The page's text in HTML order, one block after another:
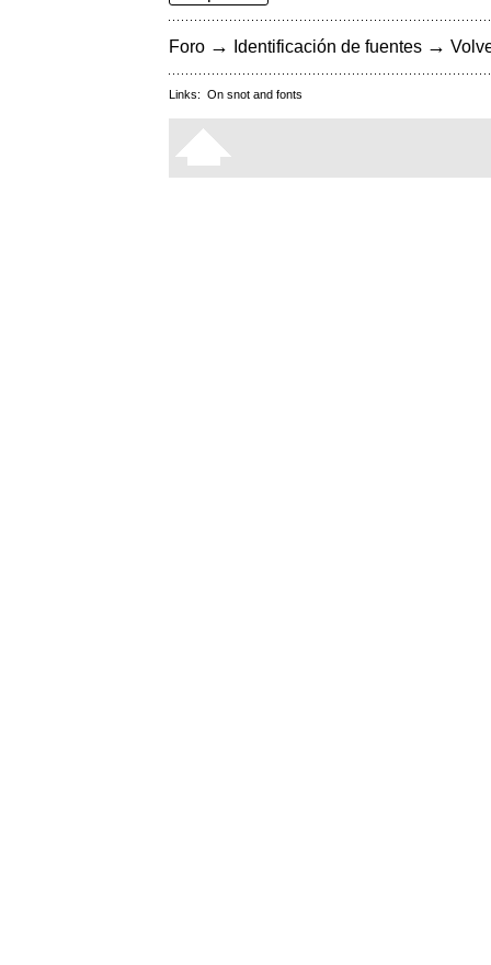
Foro → Identificación de fuentes →
Links: On snot and fonts